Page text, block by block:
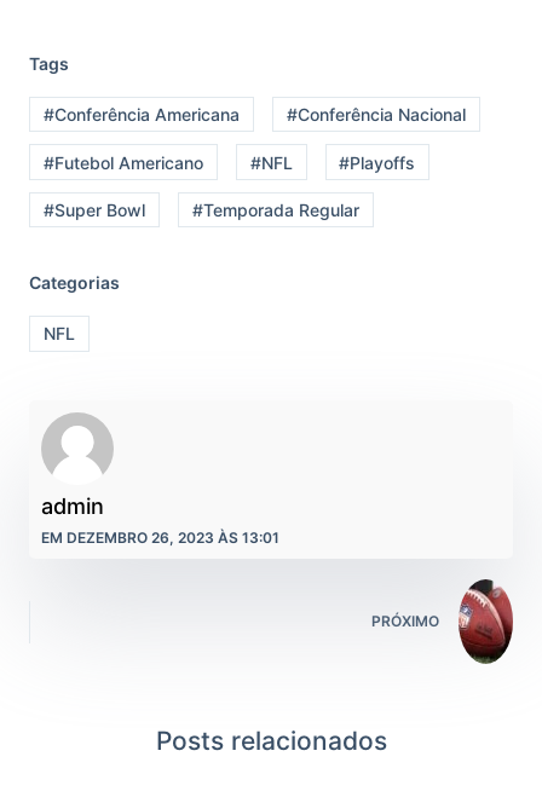
Tags
#Conferência Americana #Conferência Nacional
#Futebol Americano #NFL #Playoffs
#Super Bowl #Temporada Regular
Categorias
NFL
admin
EM DEZEMBRO 26, 2023 ÀS 13:01
PRÓXIMO
Posts relacionados